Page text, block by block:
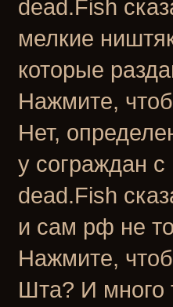
dead.Fish
мелкие
которые
Нажмите,
Нет,
у сограждан
dead.Fish
и сам рф не
Нажмите,
Шта? И много